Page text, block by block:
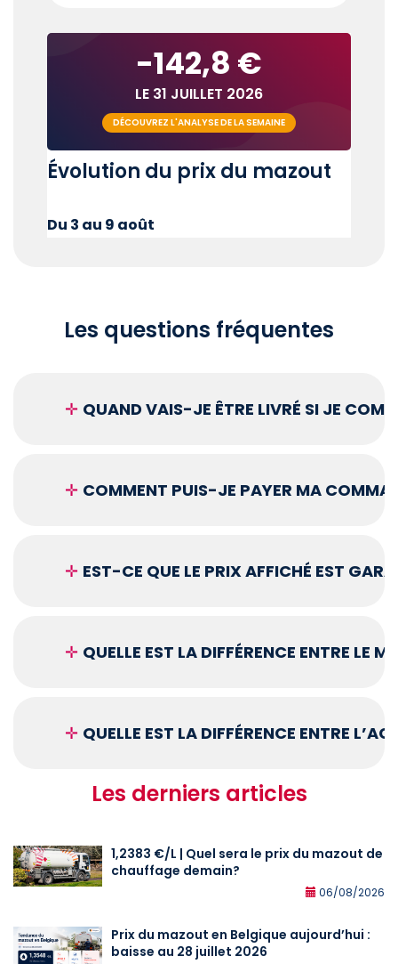
-142,8 €
LE 31 JUILLET 2026
DÉCOUVREZ L'ANALYSE DE LA SEMAINE
Évolution du prix du mazout
Du 3 au 9 août
Les questions fréquentes
✛ QUAND VAIS-JE ÊTRE LIVRÉ SI JE
✛ COMMENT PUIS-JE PAYER MA
✛ EST-CE QUE LE PRIX AFFICHÉ EST
✛ QUELLE EST LA DIFFÉRENCE ENTRE LE
✛ QUELLE EST LA DIFFÉRENCE ENTRE
Les derniers articles
1,2383 €/L | Quel sera le prix du mazout de
chauffage demain?
06/08/2026
Prix du mazout en Belgique aujourd’hui :
baisse au 28 juillet 2026